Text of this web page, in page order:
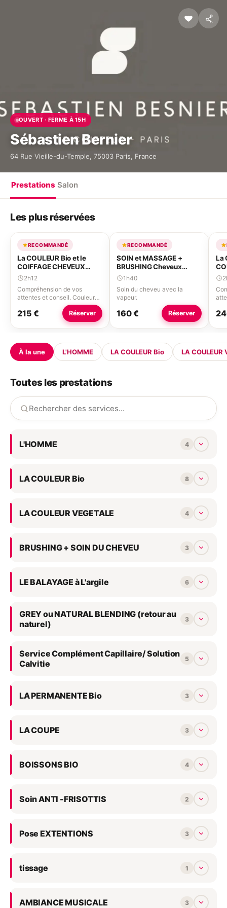
OUVERT · FERME À 15H
Sébastien Bernier
64 Rue Vieille-du-Temple, 75003 Paris, France
Prestations Salon
Les plus réservées
RECOMMANDÉ
La COULEUR Bio et le
COIFFAGE CHEVEUX
LONGS ET EPAIS
2h12
Compréhension de vos
attentes et conseil. Couleur
racines longueurs et pointes.
215 € Réserver
RECOMMANDÉ
SOIN et MASSAGE +
BRUSHING Cheveux
LONGS ou EPAIS
1h40
Soin du cheveu avec la
vapeur.
160 € Réserver
La
À la une L'HOMME LA COULEUR Bio LA COULEUR
Toutes les prestations
L'HOMME 4
LA COULEUR Bio 8
LA COULEUR VEGETALE 4
BRUSHING + SOIN DU CHEVEU 3
LE BALAYAGE à L'argile 6
GREY ou NATURAL BLENDING (retour au
naturel)
3
Service Complément Capillaire/ Solution
Calvitie
5
LA PERMANENTE Bio 3
LA COUPE 3
BOISSONS BIO 4
Soin ANTI -FRISOTTIS 2
Pose EXTENTIONS 3
tissage 1
AMBIANCE MUSICALE 3